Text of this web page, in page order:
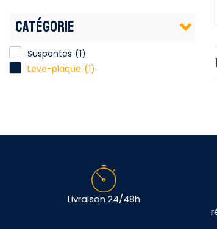
CATÉGORIE
Suspentes (1)
Leve-plaque (1)
Livraison 24/48h